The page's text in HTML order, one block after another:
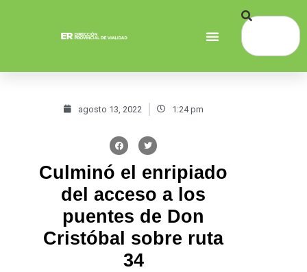
agosto 13, 2022 1:24 pm
Culminó el enripiado
del acceso a los
puentes de Don
Cristóbal sobre ruta
34